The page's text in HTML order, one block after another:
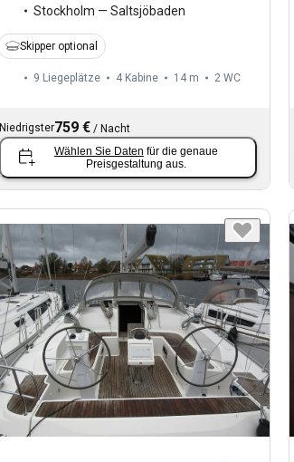
Stockholm — Saltsjöbaden
Skipper optional
9 Liegeplätze 4 Kabine 14 m 2 WC
Niedrigster759 € / Nacht
Wählen Sie Daten für die genaue
Preisgestaltung aus.